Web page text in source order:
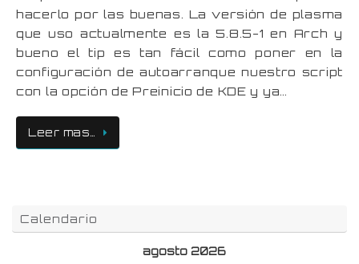
hacerlo por las buenas. La versión de plasma
que uso actualmente es la 5.8.5-1 en Arch y
bueno el tip es tan fácil como poner en la
configuración de autoarranque nuestro script
con la opción de Preinicio de KDE y ya…
Leer mas…
Calendario
agosto 2026